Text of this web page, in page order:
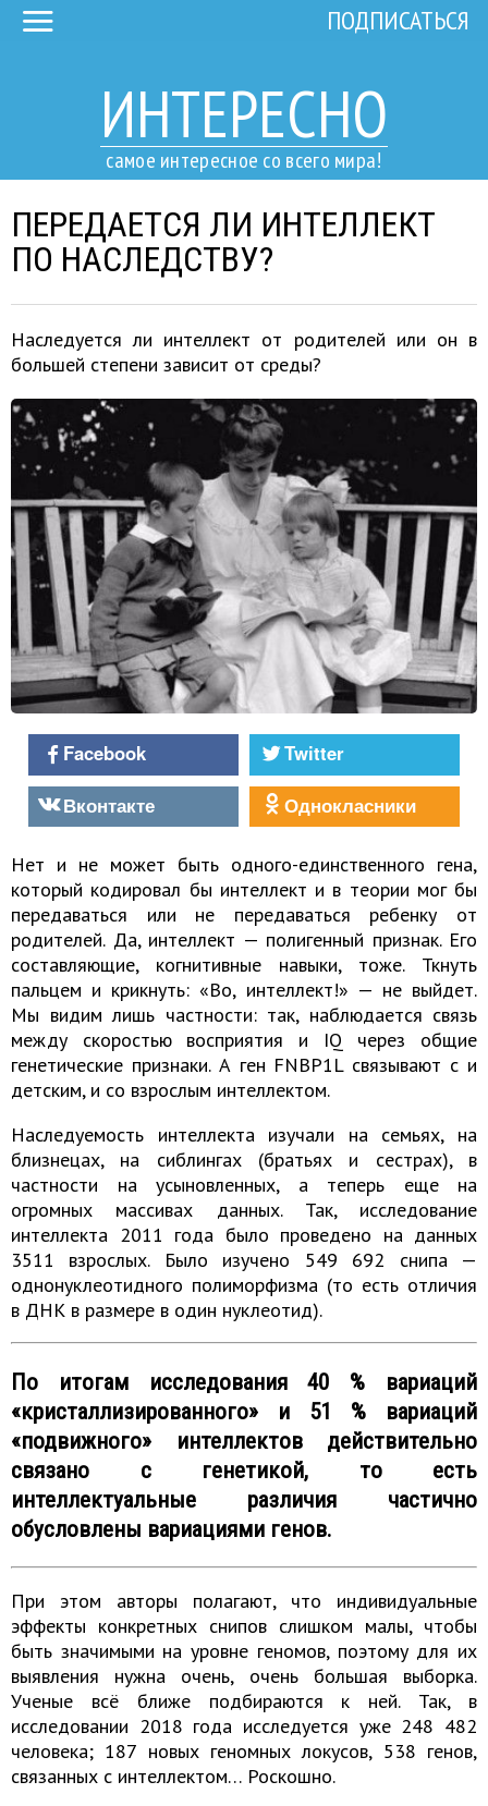
ИНТЕРЕСНО
самое интересное со всего мира!
ПОДПИСАТЬСЯ
ПЕРЕДАЕТСЯ ЛИ ИНТЕЛЛЕКТ
ПО НАСЛЕДСТВУ?
Наследуется ли интеллект от родителей или он в
большей степени зависит от среды?
Facebook
Twitter
Вконтакте
Однокласники
Нет и не может быть одного-единственного гена,
который кодировал бы интеллект и в теории мог бы
передаваться или не передаваться ребенку от
родителей. Да, интеллект — полигенный признак. Его
составляющие, когнитивные навыки, тоже. Ткнуть
пальцем и крикнуть: «Во, интеллект!» — не выйдет.
Мы видим лишь частности: так, наблюдается связь
между скоростью восприятия и IQ через общие
генетические признаки. А ген FNBP1L связывают с и
детским, и со взрослым интеллектом.
Наследуемость интеллекта изучали на семьях, на
близнецах, на сиблингах (братьях и сестрах), в
частности на усыновленных, а теперь еще на
огромных массивах данных. Так, исследование
интеллекта 2011 года было проведено на данных
3511 взрослых. Было изучено 549 692 снипа —
однонуклеотидного полиморфизма (то есть отличия
в ДНК в размере в один нуклеотид).
По итогам исследования 40 % вариаций
«кристаллизированного» и 51 % вариаций
«подвижного» интеллектов действительно
связано с генетикой, то есть
интеллектуальные различия частично
обусловлены вариациями генов.
При этом авторы полагают, что индивидуальные
эффекты конкретных снипов слишком малы, чтобы
быть значимыми на уровне геномов, поэтому для их
выявления нужна очень, очень большая выборка.
Ученые всё ближе подбираются к ней. Так, в
исследовании 2018 года исследуется уже 248 482
человека; 187 новых геномных локусов, 538 генов,
связанных с интеллектом… Роскошно.